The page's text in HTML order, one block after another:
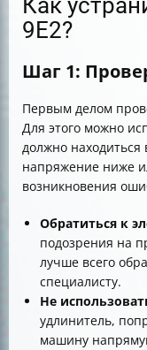
9E2?
Шаг 1:
Первым делом
Для этого можно
должно находиться
напряжение ниже
возникновения
Обратиться к
подозрения на
лучше всего
специалисту.
Не
удлинитель,
машину